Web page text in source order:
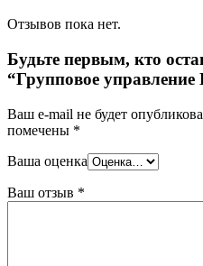
Отзывов пока нет.
Будьте первым, кто
“Групповое управление
Ваш e-mail не будет
помечены *
Ваша оценка
Ваш отзыв *